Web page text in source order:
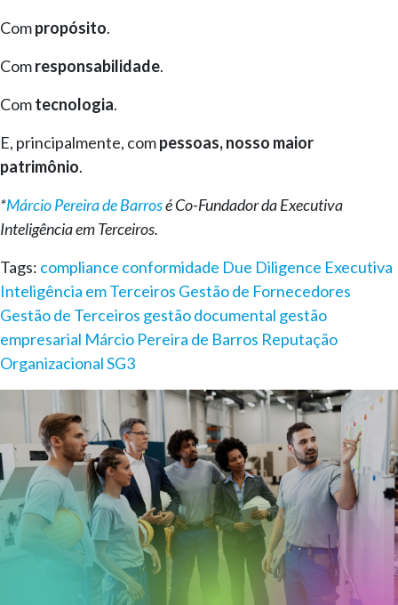
Compropósito.
Comresponsabilidade.
Comtecnologia.
E, principalmente, compessoas, nosso maior
patrimônio.
*Márcio Pereira de Barrosé Co-Fundador da Executiva
Inteligência em Terceiros.
Tags: compliance conformidade Due Diligence Executiva
Inteligência em Terceiros Gestão de Fornecedores
Gestão de Terceiros gestão documental gestão
empresarial Márcio Pereira de Barros Reputação
OrganizacionalSG3